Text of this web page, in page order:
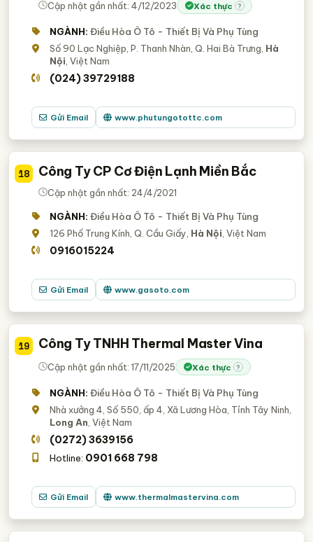
Cập nhật gần nhất: 4/12/2023 Xác thực ?
NGÀNH: Điều Hòa Ô Tô - Thiết Bị Và Phụ Tùng
Số 90 Lạc Nghiệp, P. Thanh Nhàn, Q. Hai Bà Trưng, Hà
Nội, Việt Nam
(024) 39729188
Gửi Email www.phutungotottc.com
18 Công Ty CP Cơ Điện Lạnh Miền Bắc
Cập nhật gần nhất: 24/4/2021
NGÀNH: Điều Hòa Ô Tô - Thiết Bị Và Phụ Tùng
126 Phố Trung Kính, Q. Cầu Giấy, Hà Nội, Việt Nam
0916015224
Gửi Email www.gasoto.com
19 Công Ty TNHH Thermal Master Vina
Cập nhật gần nhất: 17/11/2025 Xác thực ?
NGÀNH: Điều Hòa Ô Tô - Thiết Bị Và Phụ Tùng
Nhà xưởng 4, Số 550, ấp 4, Xã Lương Hòa, Tỉnh Tây Ninh,
Long An, Việt Nam
(0272) 3639156
Hotline: 0901 668 798
Gửi Email www.thermalmastervina.com